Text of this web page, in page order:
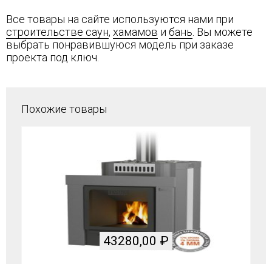
Все товары на сайте используются нами при
строительстве саун, хамамов и бань . Вы можете
выбрать понравившуюся модель при заказе
проекта под ключ.
Похожие товары
43280,00 ₽